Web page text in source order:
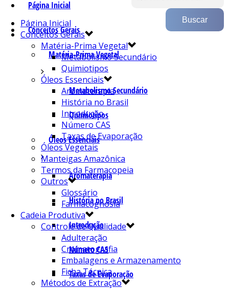
Página Inicial
Conceitos Gerais
Matéria-Prima Vegetal
Metabolismo Secundário
Quimiotipos
Óleos Essenciais
Aromaterapia
História no Brasil
Introdução
Número CAS
Taxas de Evaporação
Página Inicial
Conceitos Gerais
Matéria-Prima Vegetal
Metabolismo Secundário
Quimiotipos
Óleos Essenciais
Aromaterapia
História no Brasil
Introdução
Número CAS
Taxas de Evaporação
Óleos Vegetais
Manteigas Amazônica
Termos da Farmacopeia
Outros
Glossário
Farmacognosia
Cadeia Produtiva
Controle de Qualidade
Adulteração
Cromatografia
Embalagens e Armazenamento
Ficha Técnica
Métodos de Extração